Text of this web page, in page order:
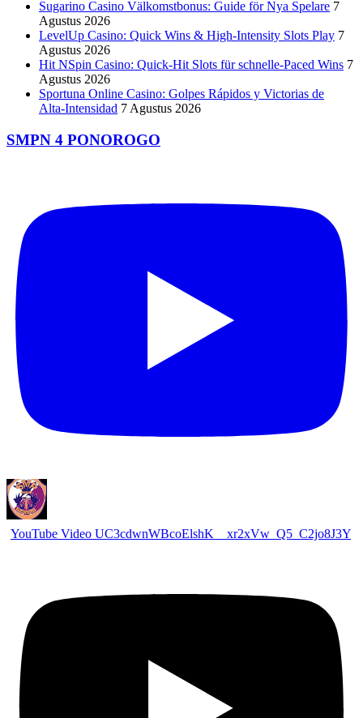
Sugarino Casino Välkomstbonus: Guide för Nya Spelare 7
Agustus 2026
LevelUp Casino: Quick Wins & High‑Intensity Slots Play 7
Agustus 2026
Hit NSpin Casino: Quick‑Hit Slots für schnelle‑Paced Wins 7
Agustus 2026
Sportuna Online Casino: Golpes Rápidos y Victorias de
Alta‑Intensidad 7 Agustus 2026
SMPN 4 PONOROGO
YouTube Video UC3cdwnWBcoElshK__xr2xVw_Q5_C2jo8J3Y